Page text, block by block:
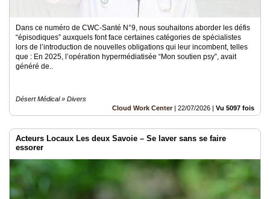
Dans ce numéro de CWC-Santé N°9, nous souhaitons aborder les défis
“épisodiques” auxquels font face certaines catégories de spécialistes
lors de l’introduction de nouvelles obligations qui leur incombent, telles
que : En 2025, l’opération hypermédiatisée “Mon soutien psy”, avait
généré de..
Désert Médical » Divers
Cloud Work Center| 22/07/2026 | Vu 5097 fois
Acteurs Locaux Les deux Savoie – Se laver sans se faire
essorer